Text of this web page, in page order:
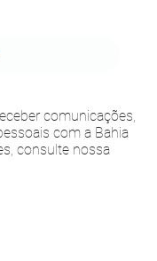
comunicações,
com a Bahia
consulte nossa